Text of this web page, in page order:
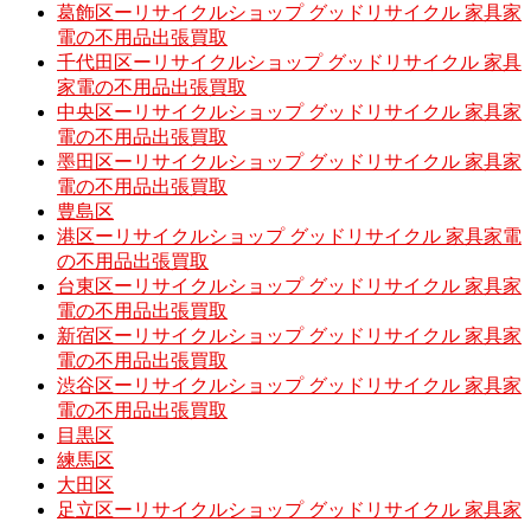
葛飾区ーリサイクルショップ グッドリサイクル 家具家
電の不用品出張買取
千代田区ーリサイクルショップ グッドリサイクル 家具
家電の不用品出張買取
中央区ーリサイクルショップ グッドリサイクル 家具家
電の不用品出張買取
墨田区ーリサイクルショップ グッドリサイクル 家具家
電の不用品出張買取
豊島区
港区ーリサイクルショップ グッドリサイクル 家具家電
の不用品出張買取
台東区ーリサイクルショップ グッドリサイクル 家具家
電の不用品出張買取
新宿区ーリサイクルショップ グッドリサイクル 家具家
電の不用品出張買取
渋谷区ーリサイクルショップ グッドリサイクル 家具家
電の不用品出張買取
目黒区
練馬区
大田区
足立区ーリサイクルショップ グッドリサイクル 家具家